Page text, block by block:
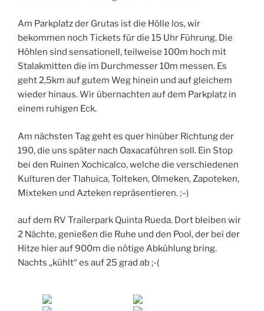
Am Parkplatz der Grutas ist die Hölle los, wir
bekommen noch Tickets für die 15 Uhr Führung. Die
Höhlen sind sensationell, teilweise 100m hoch mit
Stalakmitten die im Durchmesser 10m messen. Es
geht 2,5km auf gutem Weg hinein und auf gleichem
wieder hinaus. Wir übernachten auf dem Parkplatz in
einem ruhigen Eck.
Am nächsten Tag geht es quer hinüber Richtung der
190, die uns später nach Oaxacaführen soll. Ein Stop
bei den Ruinen Xochicalco, welche die verschiedenen
Kulturen der Tlahuica, Tolteken, Olmeken, Zapoteken,
Mixteken und Azteken repräsentieren. ;–)
auf dem RV Trailerpark Quinta Rueda. Dort bleiben wir
2 Nächte, genießen die Ruhe und den Pool, der bei der
Hitze hier auf 900m die nötige Abkühlung bring.
Nachts „kühlt“ es auf 25 grad ab ;-(